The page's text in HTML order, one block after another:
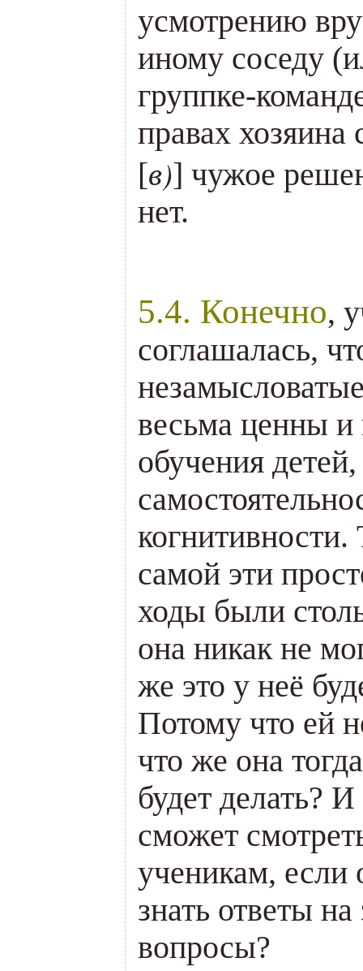
усмотрению
иному соседу
группке-
правах хозяина
[в)] чужое
нет.
5.4. Конечно,
соглашалась,
весьма ценны и
обучения
когнитивности.
самой эти
ходы были
она никак не
же это у неё
Потому что ей
что же она
будет делать?
сможет
ученикам, если
знать ответы
вопросы?